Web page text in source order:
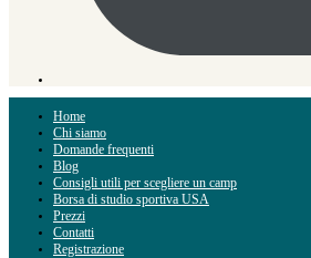
Home
Chi siamo
Domande frequenti
Blog
Consigli utili per scegliere un camp
Borsa di studio sportiva USA
Prezzi
Contatti
Registrazione